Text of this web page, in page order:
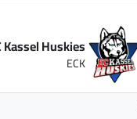
Kassel Huskies
ECK